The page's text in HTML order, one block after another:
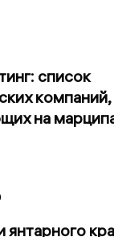
список
компаний,
на